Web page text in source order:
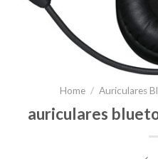
Home / Auriculares
auriculares